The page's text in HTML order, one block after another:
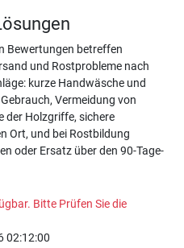
Bewertungen betreffen
und Rostprobleme nach
kurze Handwäsche und
Vermeidung von
der Holzgriffe, sichere
Ort, und bei Rostbildung
oder Ersatz über den 90-Tage-
Bitte Prüfen Sie die
02:12:00